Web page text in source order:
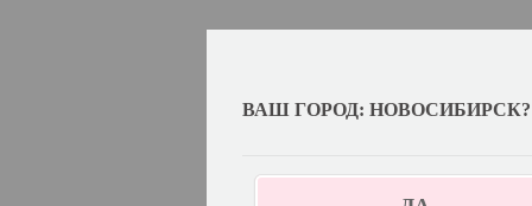
ВАШ ГОРОД: НОВОСИБИРСК?